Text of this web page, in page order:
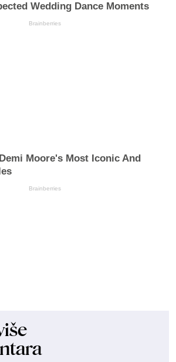
Wedding Dance Moments
Brainberries
Moore's Most Iconic And
Brainberries